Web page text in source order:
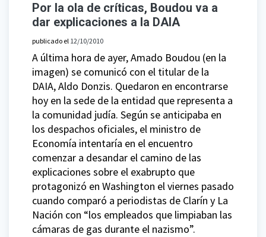
Por la ola de críticas, Boudou va a
dar explicaciones a la DAIA
publicado el 12/10/2010
A última hora de ayer, Amado Boudou (en la
imagen) se comunicó con el titular de la
DAIA, Aldo Donzis. Quedaron en encontrarse
hoy en la sede de la entidad que representa a
la comunidad judía. Según se anticipaba en
los despachos oficiales, el ministro de
Economía intentaría en el encuentro
comenzar a desandar el camino de las
explicaciones sobre el exabrupto que
protagonizó en Washington el viernes pasado
cuando comparó a periodistas de Clarín y La
Nación con “los empleados que limpiaban las
cámaras de gas durante el nazismo”.